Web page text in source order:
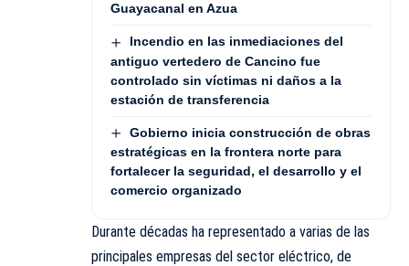
Guayacanal en Azua
Incendio en las inmediaciones del
antiguo vertedero de Cancino fue
controlado sin víctimas ni daños a la
estación de transferencia
Gobierno inicia construcción de obras
estratégicas en la frontera norte para
fortalecer la seguridad, el desarrollo y el
comercio organizado
Durante décadas ha representado a varias de las
principales empresas del sector eléctrico, de